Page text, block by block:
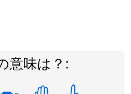
意味は？: